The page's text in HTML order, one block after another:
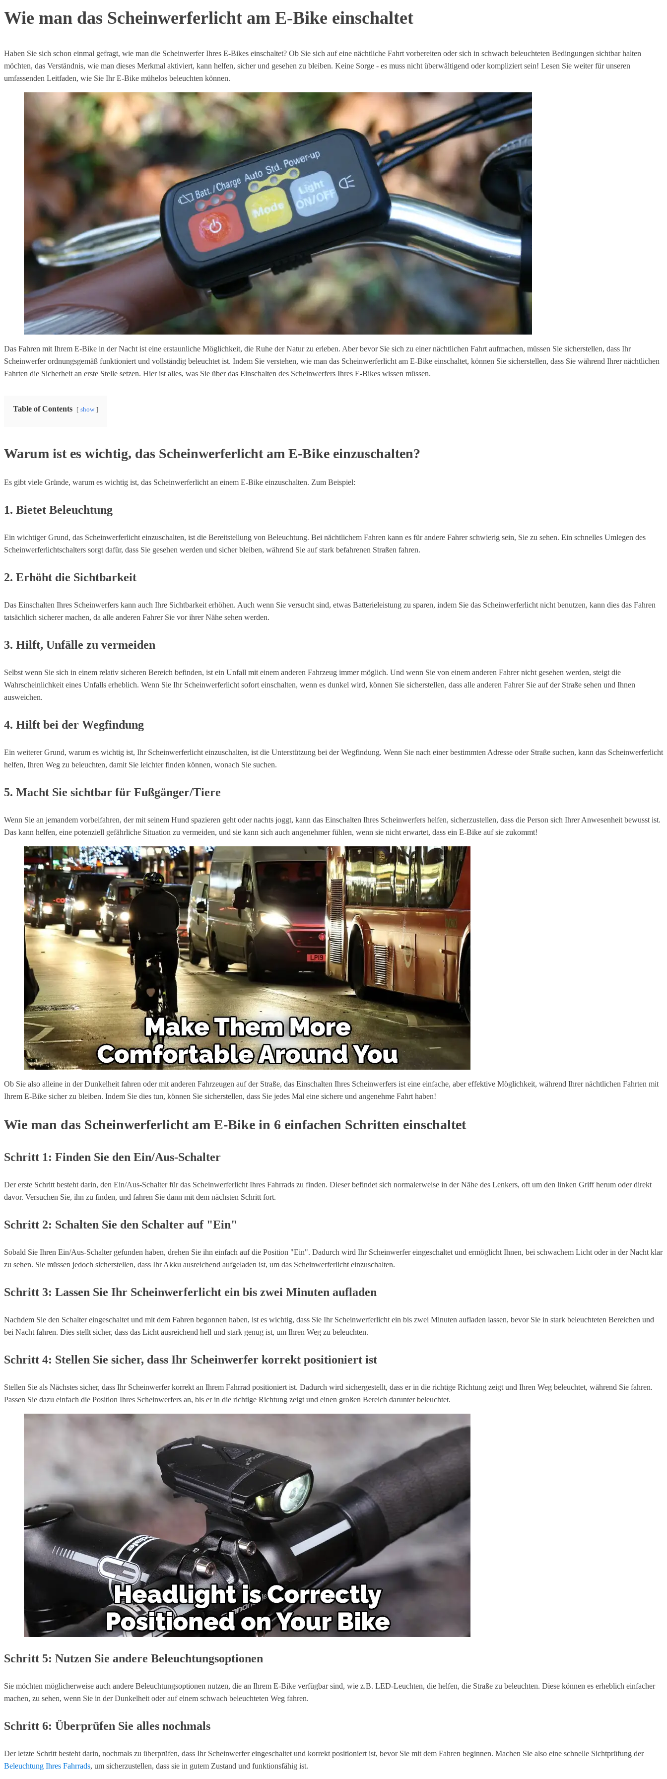
Wie man das Scheinwerferlicht am E-Bike einschaltet
Haben Sie sich schon einmal gefragt, wie man die Scheinwerfer Ihres E-Bikes einschaltet? Ob Sie sich auf eine nächtliche Fahrt vorbereiten oder sich in schwach beleuchteten Bedingungen sichtbar halten
möchten, das Verständnis, wie man dieses Merkmal aktiviert, kann helfen, sicher und gesehen zu bleiben. Keine Sorge - es muss nicht überwältigend oder kompliziert sein! Lesen Sie weiter für unseren
umfassenden Leitfaden, wie Sie Ihr E-Bike mühelos beleuchten können.
Das Fahren mit Ihrem E-Bike in der Nacht ist eine erstaunliche Möglichkeit, die Ruhe der Natur zu erleben. Aber bevor Sie sich zu einer nächtlichen Fahrt aufmachen, müssen Sie sicherstellen, dass Ihr
Scheinwerfer ordnungsgemäß funktioniert und vollständig beleuchtet ist. Indem Sie verstehen, wie man das Scheinwerferlicht am E-Bike einschaltet, können Sie sicherstellen, dass Sie während Ihrer nächtlichen
Fahrten die Sicherheit an erste Stelle setzen. Hier ist alles, was Sie über das Einschalten des Scheinwerfers Ihres E-Bikes wissen müssen.
Table of Contents show
Warum ist es wichtig, das Scheinwerferlicht am E-Bike einzuschalten?
Es gibt viele Gründe, warum es wichtig ist, das Scheinwerferlicht an einem E-Bike einzuschalten. Zum Beispiel:
1. Bietet Beleuchtung
Ein wichtiger Grund, das Scheinwerferlicht einzuschalten, ist die Bereitstellung von Beleuchtung. Bei nächtlichem Fahren kann es für andere Fahrer schwierig sein, Sie zu sehen. Ein schnelles Umlegen des
Scheinwerferlichtschalters sorgt dafür, dass Sie gesehen werden und sicher bleiben, während Sie auf stark befahrenen Straßen fahren.
2. Erhöht die Sichtbarkeit
Das Einschalten Ihres Scheinwerfers kann auch Ihre Sichtbarkeit erhöhen. Auch wenn Sie versucht sind, etwas Batterieleistung zu sparen, indem Sie das Scheinwerferlicht nicht benutzen, kann dies das Fahren
tatsächlich sicherer machen, da alle anderen Fahrer Sie vor ihrer Nähe sehen werden.
3. Hilft, Unfälle zu vermeiden
Selbst wenn Sie sich in einem relativ sicheren Bereich befinden, ist ein Unfall mit einem anderen Fahrzeug immer möglich. Und wenn Sie von einem anderen Fahrer nicht gesehen werden, steigt die
Wahrscheinlichkeit eines Unfalls erheblich. Wenn Sie Ihr Scheinwerferlicht sofort einschalten, wenn es dunkel wird, können Sie sicherstellen, dass alle anderen Fahrer Sie auf der Straße sehen und Ihnen
ausweichen.
4. Hilft bei der Wegfindung
Ein weiterer Grund, warum es wichtig ist, Ihr Scheinwerferlicht einzuschalten, ist die Unterstützung bei der Wegfindung. Wenn Sie nach einer bestimmten Adresse oder Straße suchen, kann das Scheinwerferlicht
helfen, Ihren Weg zu beleuchten, damit Sie leichter finden können, wonach Sie suchen.
5. Macht Sie sichtbar für Fußgänger/Tiere
Wenn Sie an jemandem vorbeifahren, der mit seinem Hund spazieren geht oder nachts joggt, kann das Einschalten Ihres Scheinwerfers helfen, sicherzustellen, dass die Person sich Ihrer Anwesenheit bewusst ist.
Das kann helfen, eine potenziell gefährliche Situation zu vermeiden, und sie kann sich auch angenehmer fühlen, wenn sie nicht erwartet, dass ein E-Bike auf sie zukommt!
Ob Sie also alleine in der Dunkelheit fahren oder mit anderen Fahrzeugen auf der Straße, das Einschalten Ihres Scheinwerfers ist eine einfache, aber effektive Möglichkeit, während Ihrer nächtlichen Fahrten mit
Ihrem E-Bike sicher zu bleiben. Indem Sie dies tun, können Sie sicherstellen, dass Sie jedes Mal eine sichere und angenehme Fahrt haben!
Wie man das Scheinwerferlicht am E-Bike in 6 einfachen Schritten einschaltet
Schritt 1: Finden Sie den Ein/Aus-Schalter
Der erste Schritt besteht darin, den Ein/Aus-Schalter für das Scheinwerferlicht Ihres Fahrrads zu finden. Dieser befindet sich normalerweise in der Nähe des Lenkers, oft um den linken Griff herum oder direkt
davor. Versuchen Sie, ihn zu finden, und fahren Sie dann mit dem nächsten Schritt fort.
Schritt 2: Schalten Sie den Schalter auf "Ein"
Sobald Sie Ihren Ein/Aus-Schalter gefunden haben, drehen Sie ihn einfach auf die Position "Ein". Dadurch wird Ihr Scheinwerfer eingeschaltet und ermöglicht Ihnen, bei schwachem Licht oder in der Nacht klar
zu sehen. Sie müssen jedoch sicherstellen, dass Ihr Akku ausreichend aufgeladen ist, um das Scheinwerferlicht einzuschalten.
Schritt 3: Lassen Sie Ihr Scheinwerferlicht ein bis zwei Minuten aufladen
Nachdem Sie den Schalter eingeschaltet und mit dem Fahren begonnen haben, ist es wichtig, dass Sie Ihr Scheinwerferlicht ein bis zwei Minuten aufladen lassen, bevor Sie in stark beleuchteten Bereichen und
bei Nacht fahren. Dies stellt sicher, dass das Licht ausreichend hell und stark genug ist, um Ihren Weg zu beleuchten.
Schritt 4: Stellen Sie sicher, dass Ihr Scheinwerfer korrekt positioniert ist
Stellen Sie als Nächstes sicher, dass Ihr Scheinwerfer korrekt an Ihrem Fahrrad positioniert ist. Dadurch wird sichergestellt, dass er in die richtige Richtung zeigt und Ihren Weg beleuchtet, während Sie fahren.
Passen Sie dazu einfach die Position Ihres Scheinwerfers an, bis er in die richtige Richtung zeigt und einen großen Bereich darunter beleuchtet.
Schritt 5: Nutzen Sie andere Beleuchtungsoptionen
Sie möchten möglicherweise auch andere Beleuchtungsoptionen nutzen, die an Ihrem E-Bike verfügbar sind, wie z.B. LED-Leuchten, die helfen, die Straße zu beleuchten. Diese können es erheblich einfacher
machen, zu sehen, wenn Sie in der Dunkelheit oder auf einem schwach beleuchteten Weg fahren.
Schritt 6: Überprüfen Sie alles nochmals
Der letzte Schritt besteht darin, nochmals zu überprüfen, dass Ihr Scheinwerfer eingeschaltet und korrekt positioniert ist, bevor Sie mit dem Fahren beginnen. Machen Sie also eine schnelle Sichtprüfung der
Beleuchtung Ihres Fahrrads, um sicherzustellen, dass sie in gutem Zustand und funktionsfähig ist.